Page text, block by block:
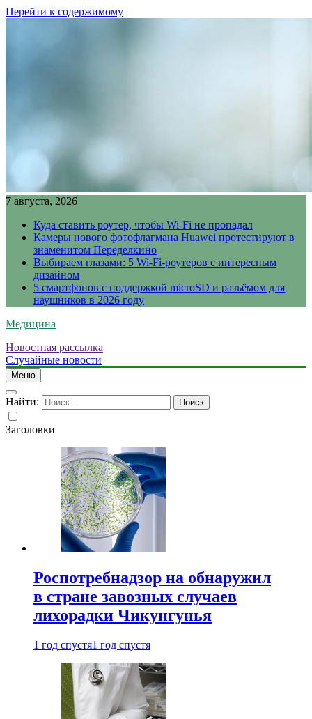
Перейти к содержимому
7 августа, 2026
Куда ставить роутер, чтобы Wi-Fi не пропадал
Камеры нового фотофлагмана Huawei протестируют в
знаменитом Переделкино
Выбираем глазами: 5 Wi-Fi-роутеров с интересным
дизайном
5 смартфонов с поддержкой microSD и разъёмом для
наушников в 2026 году
Медицина
Новостная рассылка
Случайные новости
Меню
Найти:
Заголовки
Роспотребнадзор на обнаружил
в стране завозных случаев
лихорадки Чикунгунья
1 год спустя1 год спустя